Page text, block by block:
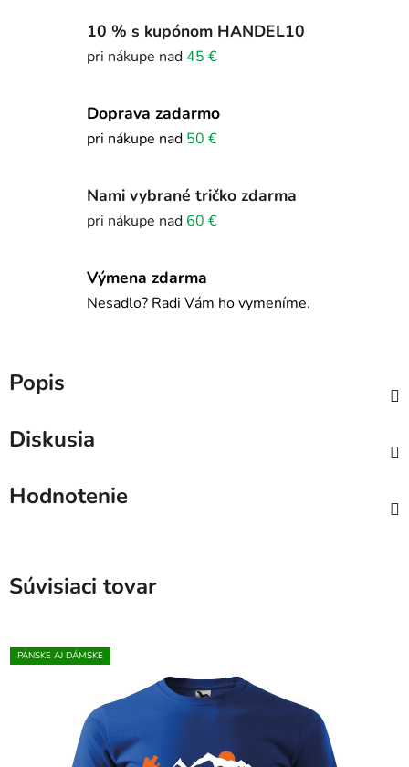
10 % s kupónom HANDEL10
pri nákupe nad45 €
Doprava zadarmo
pri nákupe nad 50 €
Nami vybrané tričko zdarma
pri nákupe nad 60 €
Výmena zdarma
Nesadlo? Radi Vám ho vymeníme.
Popis
Diskusia
Hodnotenie
Súvisiaci tovar
PÁNSKE AJ DÁMSKE